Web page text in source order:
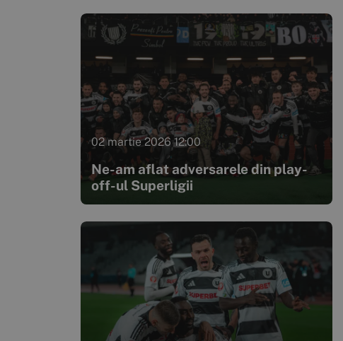
02 martie 2026 12:00
Ne-am aflat adversarele din play-
off-ul Superligii